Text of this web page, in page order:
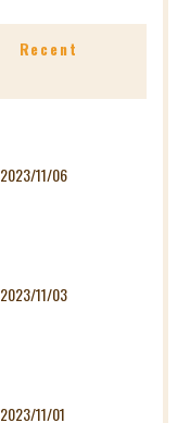
Recent
2023/11/06
2023/11/03
2023/11/01